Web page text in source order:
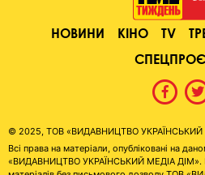
НОВИНИ КІНО TV
© 2025, ТОВ «ВИДАВНИЦТВО УКРАЇНСЬКИЙ
Всі права на матеріали, опубліковані на
«ВИДАВНИЦТВО УКРАЇНСЬКИЙ МЕДІА ДІМ».